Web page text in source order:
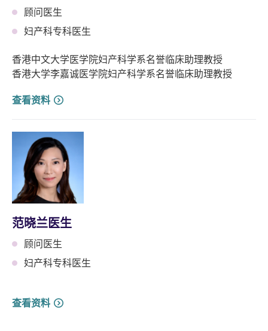
顾问医生
妇产科专科医生
香港中文大学医学院妇产科学系名誉临床助理教授
香港大学李嘉诚医学院妇产科学系名誉临床助理教授
查看资料
范晓兰医生
顾问医生
妇产科专科医生
查看资料